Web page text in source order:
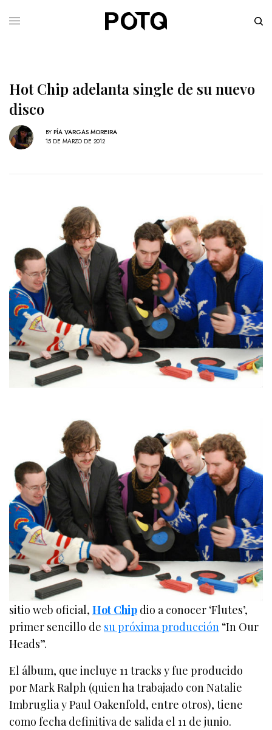
Hot Chip adelanta single de su nuevo
disco
BY PÍA VARGAS MOREIRA
15 DE MARZO DE 2012
sitio web oficial,Hot Chip dio a conocer ‘Flutes’,
primer sencillo de su próxima producción “In Our
Heads”.
El álbum, que incluye 11 tracks y fue producido
por Mark Ralph (quien ha trabajado con Natalie
Imbruglia y Paul Oakenfold, entre otros), tiene
como fecha definitiva de salida el 11 de junio.